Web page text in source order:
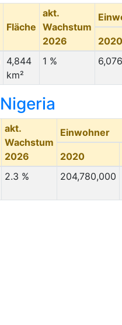
Fläche
akt.
Wachstum
2026
2020
4,844
km²
1 %
Nigeria
akt.
Wachstum
2026
Einwohner
2020
2.3 % 204,780,000